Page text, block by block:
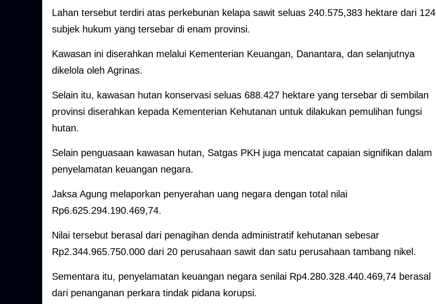
Lahan tersebut terdiri atas perkebunan kelapa sawit seluas 240.575,383 hektare dari 124
subjek hukum yang tersebar di enam provinsi.
Kawasan ini diserahkan melalui Kementerian Keuangan, Danantara, dan selanjutnya
dikelola oleh Agrinas.
Selain itu, kawasan hutan konservasi seluas 688.427 hektare yang tersebar di sembilan
provinsi diserahkan kepada Kementerian Kehutanan untuk dilakukan pemulihan fungsi
hutan.
Selain penguasaan kawasan hutan, Satgas PKH juga mencatat capaian signifikan dalam
penyelamatan keuangan negara.
Jaksa Agung melaporkan penyerahan uang negara dengan total nilai
Rp6.625.294.190.469,74.
Nilai tersebut berasal dari penagihan denda administratif kehutanan sebesar
Rp2.344.965.750.000 dari 20 perusahaan sawit dan satu perusahaan tambang nikel.
Sementara itu, penyelamatan keuangan negara senilai Rp4.280.328.440.469,74 berasal
dari penanganan perkara tindak pidana korupsi.